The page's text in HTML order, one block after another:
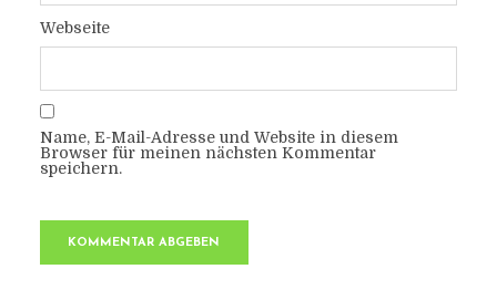
Webseite
Name, E-Mail-Adresse und Website in diesem
Browser für meinen nächsten Kommentar
speichern.